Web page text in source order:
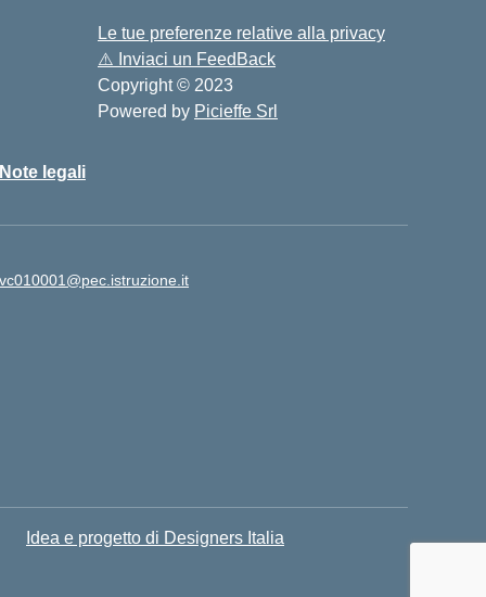
Le tue preferenze relative alla privacy
⚠️ Inviaci un FeedBack
Copyright © 2023
Powered by Picieffe Srl
Note legali
Idea e progetto di Designers Italia